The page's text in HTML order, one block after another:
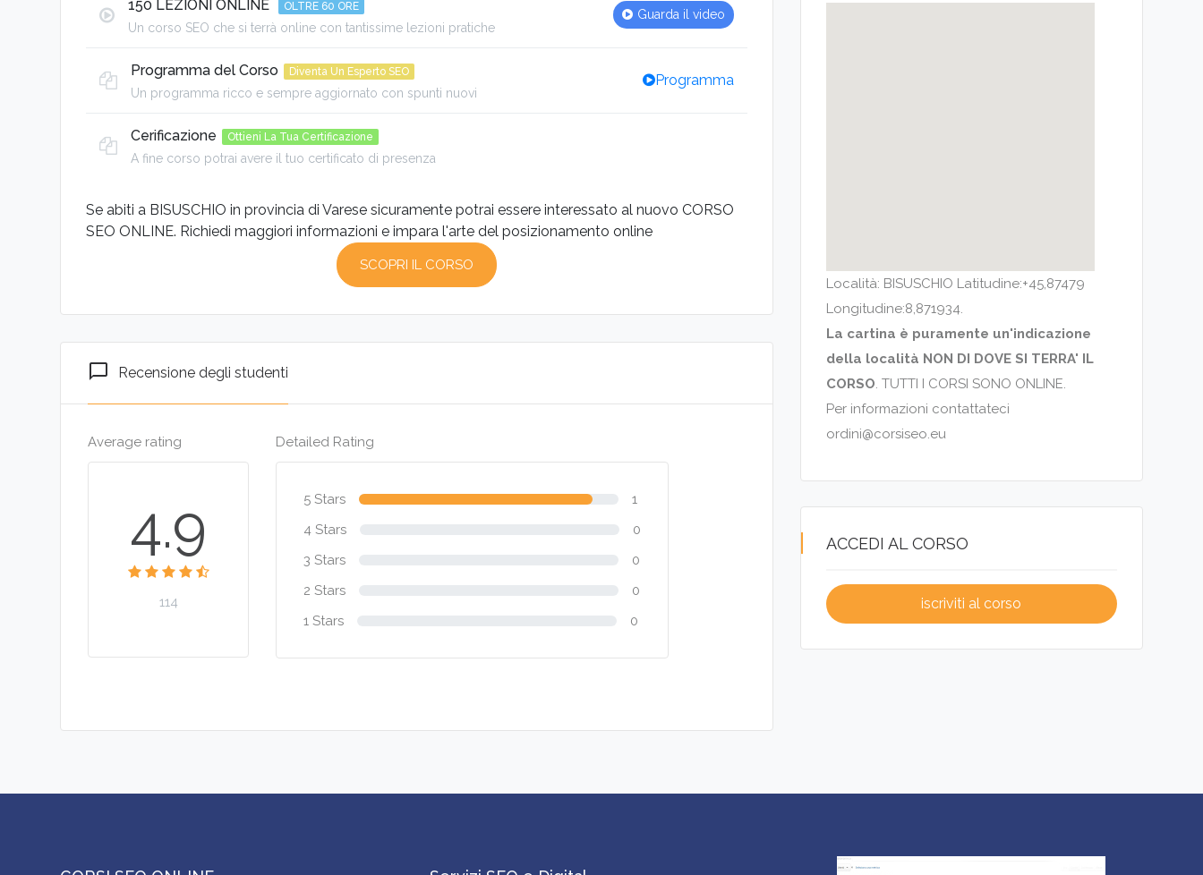
150 LEZIONI ONLINE OLTRE 60 ORE
Un corso SEO che si terrà online con tantissime lezioni pratiche
Guarda il video
Programma del Corso Diventa Un Esperto SEO
Un programma ricco e sempre aggiornato con spunti nuovi
Programma
Cerificazione Ottieni La Tua Certificazione
A fine corso potrai avere il tuo certificato di presenza
Se abiti a BISUSCHIO in provincia di Varese sicuramente potrai essere interessato al nuovo CORSO
SEO ONLINE. Richiedi maggiori informazioni e impara l'arte del posizionamento online
SCOPRI IL CORSO
chat_bubble_outline Recensione degli studenti
Average rating
4.9
114
Detailed Rating
5 Stars
1
4 Stars
0
3 Stars
0
2 Stars
0
1 Stars
0
Località: BISUSCHIO Latitudine:+45,87479
Longitudine:8,871934.
La cartina è puramente un'indicazione
della località NON DI DOVE SI TERRA' IL
CORSO. TUTTI I CORSI SONO ONLINE.
Per informazioni contattateci
ordini@corsiseo.eu
ACCEDI AL CORSO
iscriviti al corso